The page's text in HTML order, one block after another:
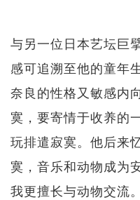
与另一位日本艺坛巨
感可追溯至他的童年
奈良的性格又敏感内
寞，要寄情于收养的
玩排遣寂寞。他后来
寞，音乐和动物成为
我更擅长与动物交流。